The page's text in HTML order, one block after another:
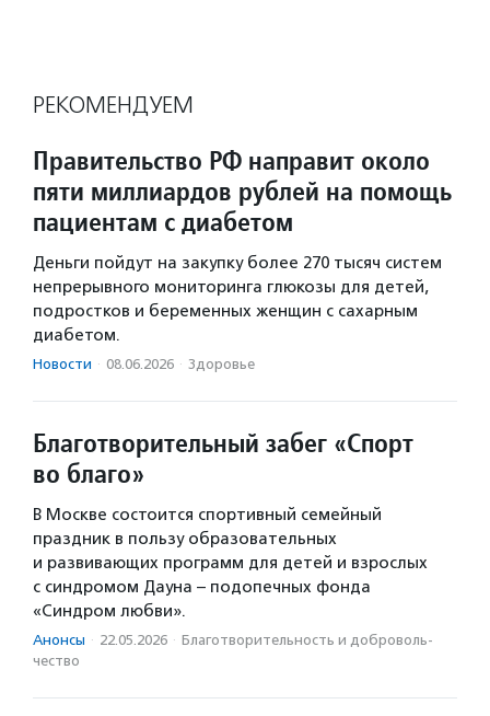
РЕКОМЕНДУЕМ
Правительство РФ направит около
пяти миллиардов рублей на помощь
пациентам с диабетом
Деньги пойдут на закупку более 270 тысяч систем
непрерывного мониторинга глюкозы для детей,
подростков и беременных женщин с сахарным
диабетом.
Новости · 08.06.2026 · Здоровье
Благотворительный забег «Спорт
во благо»
В Москве состоится спортивный семейный
праздник в пользу образовательных
и развивающих программ для детей и взрослых
с синдромом Дауна – подопечных фонда
«Синдром любви».
Анонсы · 22.05.2026 · Благотвори­тель­ность и доброволь­
чест­во